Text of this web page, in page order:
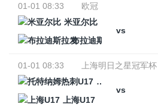
01-01 08:33
欧冠
米亚尔比
vs
布拉迪斯拉发
01-01 08:33
上海明日之星冠军杯
托特纳姆热刺U17
vs
上海U17